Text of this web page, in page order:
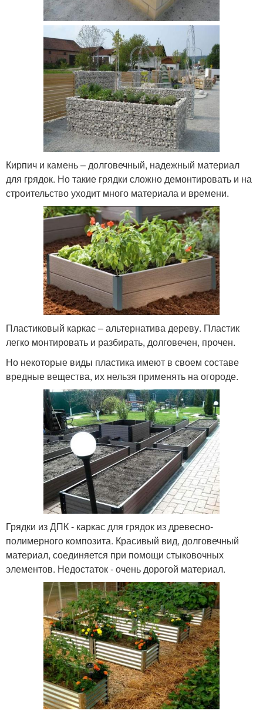
Кирпич и камень – долговечный, надежный материал
для грядок. Но такие грядки сложно демонтировать и на
строительство уходит много материала и времени.
Пластиковый каркас – альтернатива дереву. Пластик
легко монтировать и разбирать, долговечен, прочен.
Но некоторые виды пластика имеют в своем составе
вредные вещества, их нельзя применять на огороде.
Грядки из ДПК - каркас для грядок из древесно-
полимерного композита. Красивый вид, долговечный
материал, соединяется при помощи стыковочных
элементов. Недостаток - очень дорогой материал.